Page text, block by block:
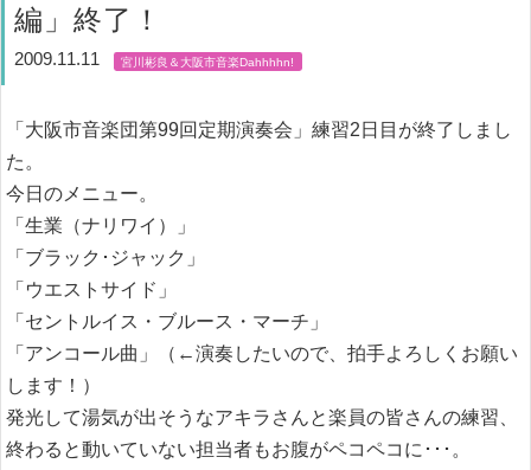
編」終了！
2009.11.11 宮川彬良＆大阪市音楽Dahhhhn!
「大阪市音楽団第99回定期演奏会」練習2日目が終了しまし
た。
今日のメニュー。
「生業（ナリワイ）」
「ブラック･ジャック」
「ウエストサイド」
「セントルイス・ブルース・マーチ」
「アンコール曲」（←演奏したいので、拍手よろしくお願い
します！）
発光して湯気が出そうなアキラさんと楽員の皆さんの練習、
終わると動いていない担当者もお腹がペコペコに･･･。